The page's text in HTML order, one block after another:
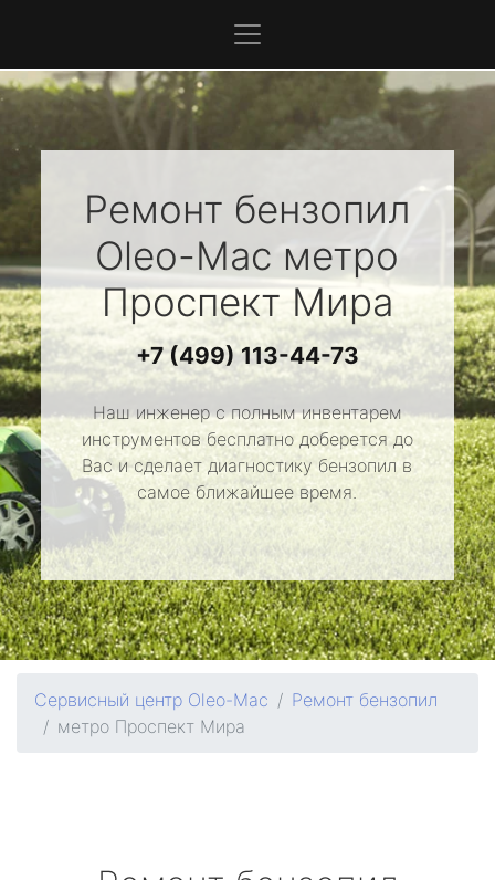
Ремонт бензопил
Oleo-Mac метро
Проспект Мира
+7 (499) 113-44-73
Наш инженер с полным инвентарем
инструментов бесплатно доберется до
Вас и сделает диагностику бензопил в
самое ближайшее время.
Сервисный центр Oleo-Mac
Ремонт бензопил
метро Проспект Мира